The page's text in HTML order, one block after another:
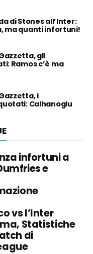
di Stones all’Inter:
ma quanti infortuni!
gli
Ramos c’è ma
i
Calhanoglu
infortuni a
e
vs l’Inter
Statistiche
di